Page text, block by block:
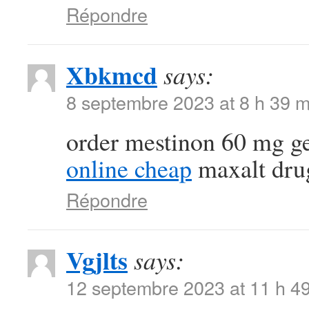
Répondre
Xbkmcdsays:
8 septembre 2023 at 8 h 39
order mestinon 60 mg
online cheap maxalt
Répondre
Vgjlts says:
12 septembre 2023 at 11 h